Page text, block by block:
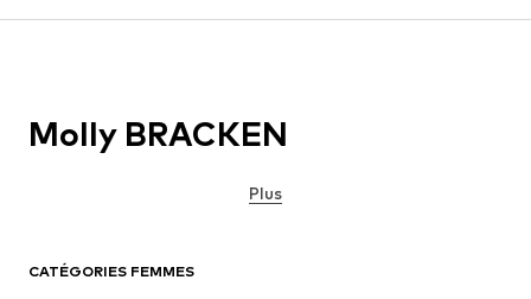
CATÉGORIES FEMMES
Molly BRACKEN
Plus